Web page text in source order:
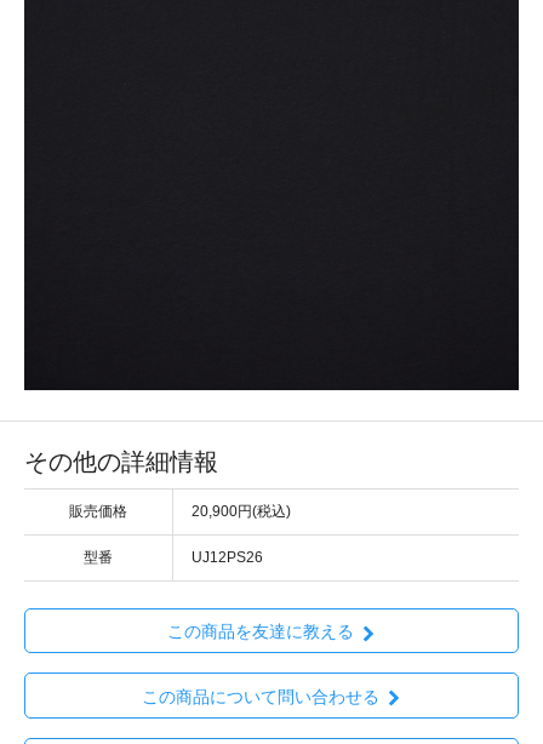
その他の詳細情報
販売価格 20,900円(税込)
型番 UJ12PS26
この商品を友達に教える
この商品について問い合わせる